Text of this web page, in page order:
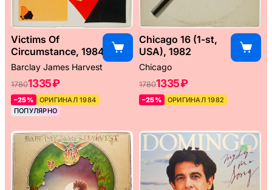
Victims Of
Circumstance, 1984
Barclay James Harvest
17801335 ₽
–25%
ОРИГИНАЛ 1984
ПОПУЛЯРНО
Chicago 16 (1-st,
USA), 1982
Chicago
17801335 ₽
–25% ОРИГИНАЛ 1982